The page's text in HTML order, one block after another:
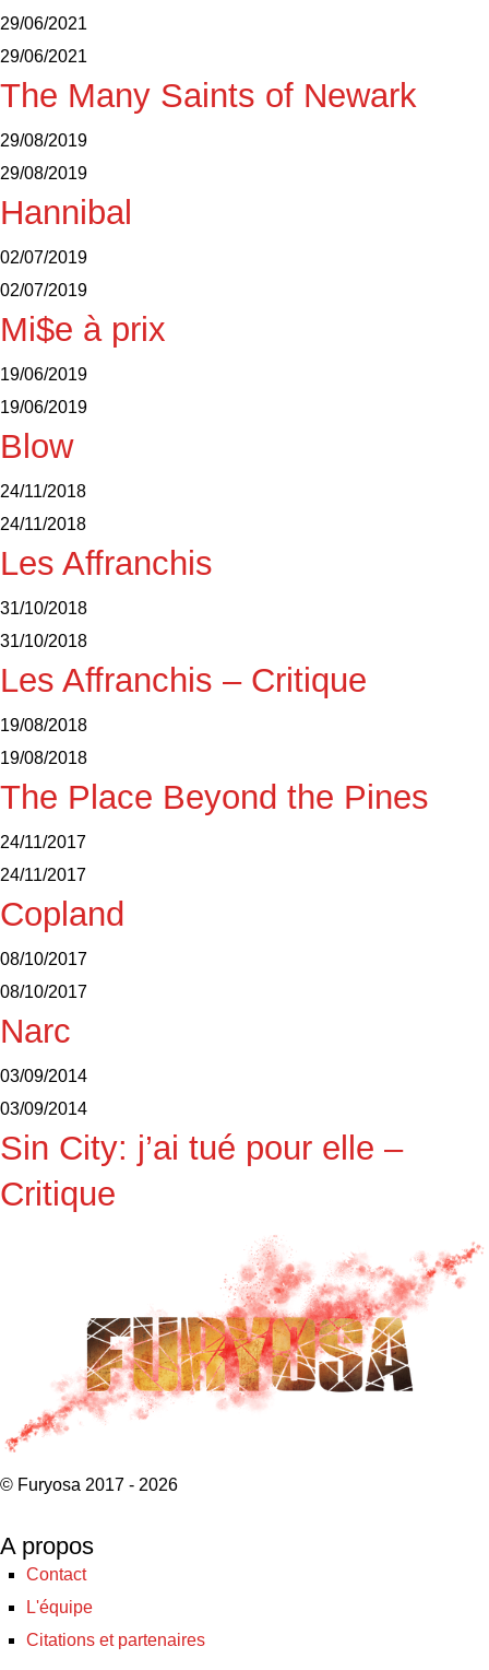
29/06/2021
29/06/2021
The Many Saints of Newark
29/08/2019
29/08/2019
Hannibal
02/07/2019
02/07/2019
Mi$e à prix
19/06/2019
19/06/2019
Blow
24/11/2018
24/11/2018
Les Affranchis
31/10/2018
31/10/2018
Les Affranchis – Critique
19/08/2018
19/08/2018
The Place Beyond the Pines
24/11/2017
24/11/2017
Copland
08/10/2017
08/10/2017
Narc
03/09/2014
03/09/2014
Sin City: j’ai tué pour elle –
Critique
© Furyosa 2017 - 2026
A propos
Contact
L'équipe
Citations et partenaires